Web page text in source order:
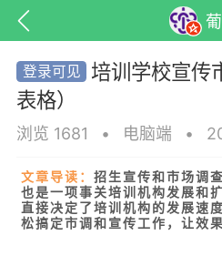
培训学校宣传
表格）
浏览 1681 • 电脑端 •
文章导读： 招生宣传和市场调
也是一项事关培训机构发展和
直接决定了培训机构的发展速
松搞定市调和宣传工作，让效